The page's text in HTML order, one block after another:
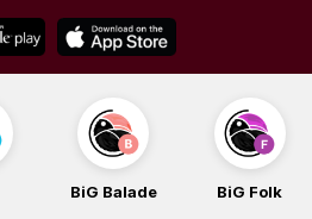
BiG Balade BiG Folk